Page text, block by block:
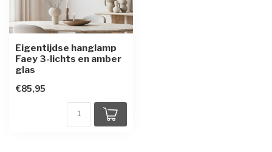
Eigentijdse hanglamp
Faey 3-lichts en amber
glas
€85,95